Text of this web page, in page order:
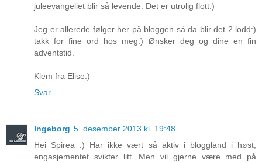
juleevangeliet blir så levende. Det er utrolig flott:)
Jeg er allerede følger her på bloggen så da blir det 2 lodd:)
takk for fine ord hos meg:) Ønsker deg og dine en fin
adventstid.
Klem fra Elise:)
Svar
Ingeborg 5. desember 2013 kl. 19:48
Hei Spirea :) Har ikke vært så aktiv i bloggland i høst,
engasjementet svikter litt. Men vil gjerne være med på